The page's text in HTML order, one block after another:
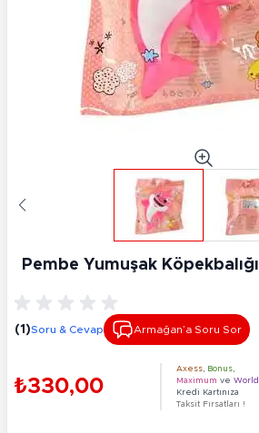
Pembe Yumuşak Köpekbalığı
(1)Soru & Cevap Armağan’a Soru Sor
₺330,00
Axess Bonus
Maximum ve World
Kredi Kartınıza
Taksit Fırsatları !